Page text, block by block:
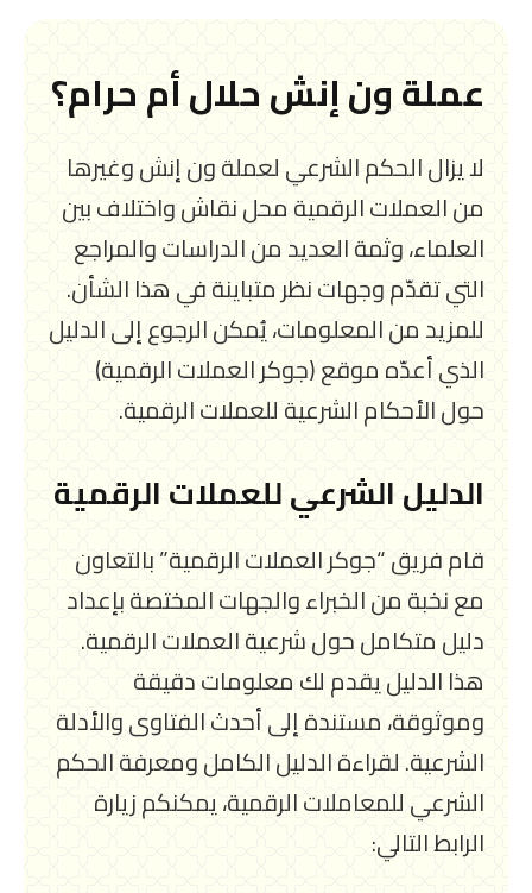
عملة ون إنش حلال أم حرام؟
لا يزال الحكم الشرعي لعملة ون إنش وغيرها
من العملات الرقمية محل نقاش واختلاف بين
العلماء، وثمة العديد من الدراسات والمراجع
التي تقدّم وجهات نظر متباينة في هذا الشأن.
للمزيد من المعلومات، يُمكن الرجوع إلى الدليل
الذي أعدّه موقع (جوكر العملات الرقمية)
حول الأحكام الشرعية للعملات الرقمية.
الدليل الشرعي للعملات الرقمية
قام فريق “جوكر العملات الرقمية” بالتعاون
مع نخبة من الخبراء والجهات المختصة بإعداد
دليل متكامل حول شرعية العملات الرقمية.
هذا الدليل يقدم لك معلومات دقيقة
وموثوقة، مستندة إلى أحدث الفتاوى والأدلة
الشرعية. لقراءة الدليل الكامل ومعرفة الحكم
الشرعي للمعاملات الرقمية، يمكنكم زيارة
الرابط التالي: